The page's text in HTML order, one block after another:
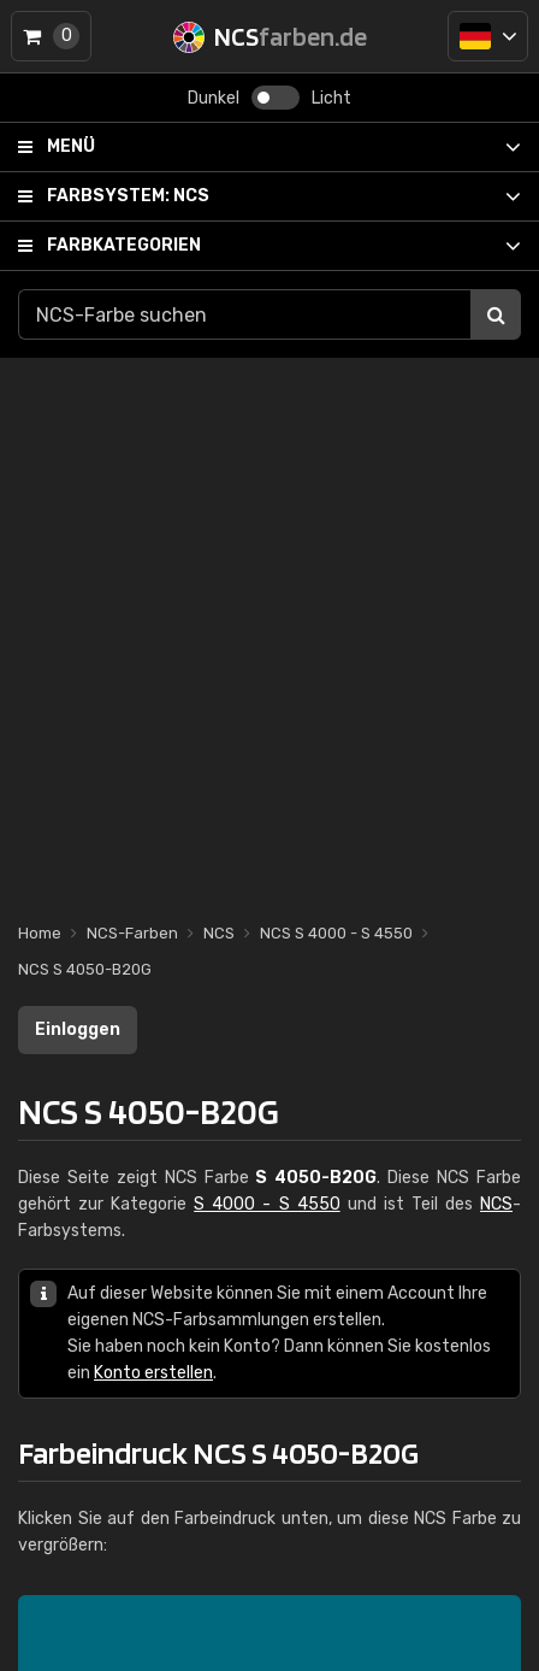
NCSfarben.de
Dunkel Licht
MENÜ
FARBSYSTEM: NCS
FARBKATEGORIEN
0
Home NCS-Farben NCS
NCS S 4000 - S 4550
NCS S 4050-B20G
Einloggen
NCS S 4050-B20G
Diese Seite zeigt NCS Farbe S 4050-B20G. Diese NCS Farbe
gehört zur KategorieS 4000 - S 4550 und ist Teil des NCS-
Farbsystems.
Auf dieser Website können Sie mit einem Account Ihre
eigenen NCS-Farbsammlungen erstellen.
Sie haben noch kein Konto? Dann können Sie kostenlos
ein Konto erstellen.
Farbeindruck NCS S 4050-B20G
Klicken Sie auf den Farbeindruck unten, um diese NCS Farbe zu
vergrößern: